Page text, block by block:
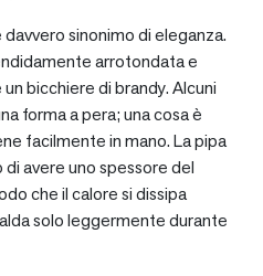
sinonimo di eleganza.
arrotondata e
bicchiere di brandy. Alcuni
forma a pera; una cosa è
facilmente in mano. La pipa
avere uno spessore del
che il calore si dissipa
solo leggermente durante